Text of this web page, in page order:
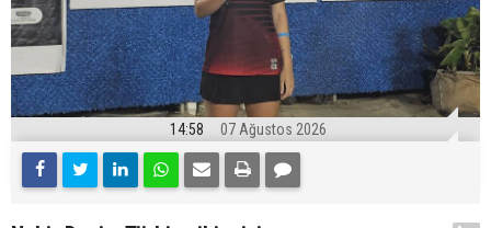
14:58 07 Ağustos 2026